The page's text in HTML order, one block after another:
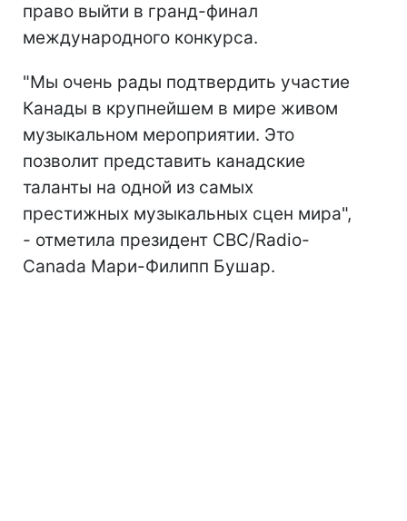
право выйти в гранд-финал
международного конкурса.
"Мы очень рады подтвердить участие
Канады в крупнейшем в мире живом
музыкальном мероприятии. Это
позволит представить канадские
таланты на одной из самых
престижных музыкальных сцен мира",
- отметила президент CBC/Radio-
Canada Мари-Филипп Бушар.